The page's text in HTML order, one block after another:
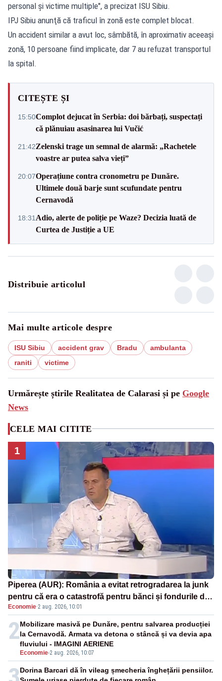
personal şi victime multiple", a precizat ISU Sibiu.
IPJ Sibiu anunţă că traficul în zonă este complet blocat.
Un accident similar a avut loc, sâmbătă, în aproximativ aceeaşi
zonă, 10 persoane fiind implicate, dar 7 au refuzat transportul
la spital.
CITEȘTE ȘI
15:50Complot dejucat în Serbia: doi bărbați, suspectați
că plănuiau asasinarea lui Vučić
21:42Zelenski trage un semnal de alarmă: „Rachetele
voastre ar putea salva vieți”
20:07Operațiune contra cronometru pe Dunăre.
Ultimele două barje sunt scufundate pentru
Cernavodă
18:31 Adio, alerte de poliție pe Waze? Decizia luată de
Curtea de Justiție a UE
Distribuie articolul
Mai multe articole despre
ISU Sibiu accident grav Bradu
ambulanta
raniti
victime
Urmărește știrile Realitatea de Calarasi și pe Google
News
CELE MAI CITITE
1
Piperea (AUR): România a evitat retrogradarea la junk
pentru că era o catastrofă pentru bănci și fondurile de
pensii
Economie·2 aug. 2026, 10:01
2
Economie-2 aug. 2026, 10:07
Mobilizare masivă pe Dunăre, pentru salvarea producției
la Cernavodă. Armata va detona o stâncă și va devia apa
fluviului - IMAGINI AERIENE
Dorina Barcari dă în vileag șmecheria înghețării pensiilor.